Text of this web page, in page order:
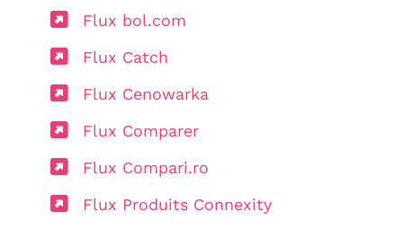
Flux bol.com
Flux Catch
Flux Cenowarka
Flux Comparer
Flux Compari.ro
Flux Produits Connexity